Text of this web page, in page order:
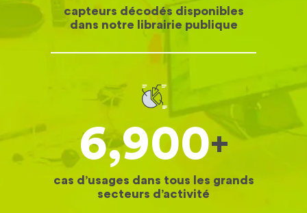
capteurs décodés disponibles
dans notre librairie publique
6,900+
cas d’usages dans tous les grands
secteurs d’activité